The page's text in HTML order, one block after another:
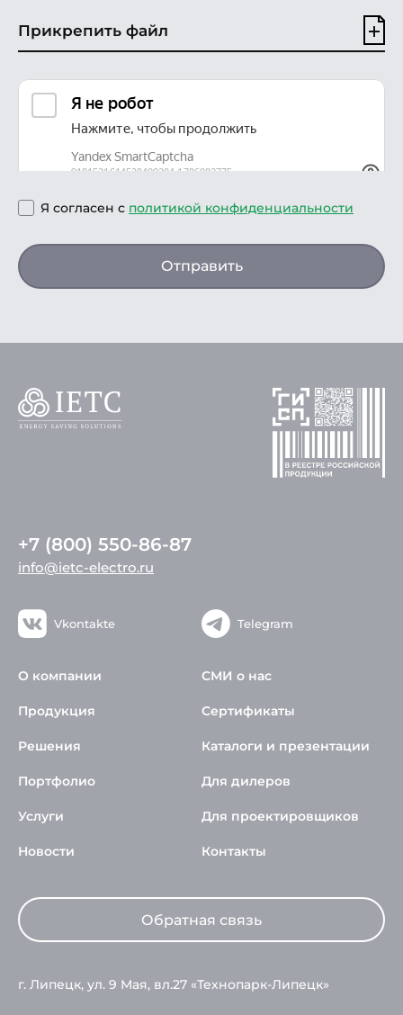
Прикрепить файл
Я согласен с политикой конфиденциальности
Отправить
+7 (800) 550-86-87
info@ietc-electro.ru
Vkontakte Telegram
О компании
Продукция
Решения
Портфолио
Услуги
Новости
СМИ о нас
Сертификаты
Каталоги и презентации
Для дилеров
Для проектировщиков
Контакты
Обратная связь
г. Липецк, ул. 9 Мая, вл.27 «Технопарк-Липецк»